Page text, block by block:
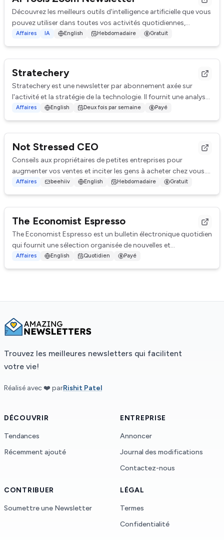
Découvrez les meilleurs outils d'intelligence artificielle que vous
pouvez utiliser dans toutes vos activités quotidiennes,
professionnelles et éducat...
Affaires IA English Hebdomadaire Gratuit
Stratechery
Stratechery est une newsletter par abonnement axée sur
l'activité et la stratégie de la technologie. Il fournit une analyse
approfondie et un aperçu d...
Affaires English Deux fois par semaine Payé
Not Stressed CEO
Conseils aux propriétaires de petites entreprises pour
augmenter vos ventes et inciter les gens à acheter chez vous.
Nouveau numéro chaque lundi.
Affaires beehiiv English Hebdomadaire Gratuit
The Economist Espresso
The Economist Espresso est un bulletin électronique quotidien
qui fournit une sélection organisée de nouvelles et
d'informations sur la politique mond...
Affaires English Quotidien Payé
Trouvez les meilleures newsletters qui facilitent
votre vie!
Réalisé avec ❤️ parRishit Patel
DÉCOUVRIR
Tendances
Récemment ajouté
ENTREPRISE
Annoncer
Journal des modifications
Contactez-nous
CONTRIBUER
Soumettre une Newsletter
LÉGAL
Termes
Confidentialité